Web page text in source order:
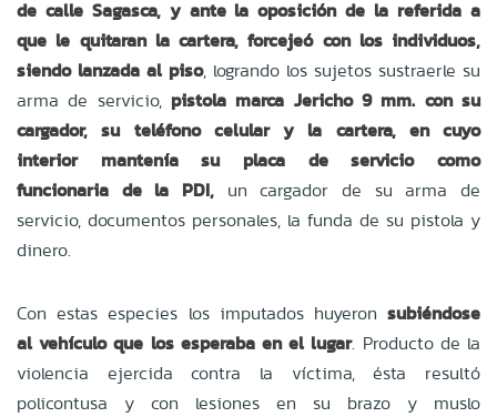
de calle Sagasca, y ante la oposición de la referida a
que le quitaran la cartera, forcejeó con los individuos,
siendo lanzada al piso, logrando los sujetos sustraerle su
arma de servicio, pistola marca Jericho 9 mm. con su
cargador, su teléfono celular y la cartera, en cuyo
interior mantenía su placa de servicio como
funcionaria de la PDI, un cargador de su arma de
servicio, documentos personales, la funda de su pistola y
dinero.
Con estas especies los imputados huyeron subiéndose
al vehículo que los esperaba en el lugar. Producto de la
violencia ejercida contra la víctima, ésta resultó
policontusa y con lesiones en su brazo y muslo